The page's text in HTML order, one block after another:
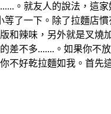
。就友人的說法，這
了一下。除了拉麵店
和辣味，另外就是叉
差不多.......。如果你
好乾拉麵如我。首